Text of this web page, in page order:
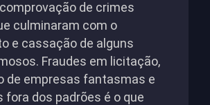
de crimes
culminaram com o
e cassação de alguns
Fraudes em licitação,
de empresas fantasmas e
fora dos padrões é o que